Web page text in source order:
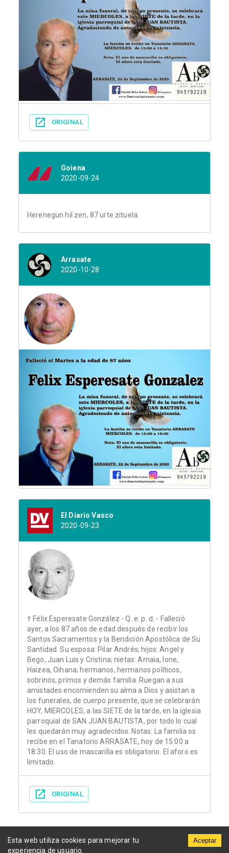
ORIGINAL
Goiena
2020-09-24
Herenegun hil zen, 87 urte zituela.
Arrasate
2020-10-28
El Diario Vasco
2020-09-23
† Félix Esperesate González - Q. e. p. d. - Falleció
ayer, a los 87 años de edad después de recibir los
Santos Sacramentos y la Bendición Apostólica de Su
Santidad. Su esposa: Pilar Andrés; hijos: Angel y
Bego, Juan Luis y Cristina; nietas: Amaia, Ione,
Haizea, Oihana; hermanos, hermanos políticos,
sobrinos, primos y demás familia. Ruegan a sus
amistades encomienden su alma a Dios y asistan a
los funerales, de cuerpo presente, que se celebrarán
HOY, MIERCOLES, a las SIETE de la tarde, en la iglesia
parroquial de SAN JUAN BAUTISTA, por todo lo cual
les quedarán muy agradecidos. Notas: La familia os
recibe en el Tanatorio ARRASATE, hoy de 15:00 a
18:30. El uso de mascarilla es obligatorio. El aforo es
limitado.
ORIGINAL
Esta web utiliza cookies para mejorar tu
experiencia de usuario.
Aceptar